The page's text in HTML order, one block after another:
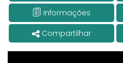
Informações
Compartilhar